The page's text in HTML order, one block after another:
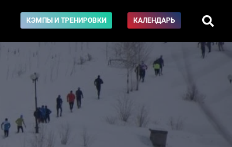
КЭМПЫ И ТРЕНИРОВКИ КАЛЕНДАРЬ